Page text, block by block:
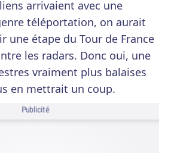
arrivaient avec une
téléportation, on aurait
une étape du Tour de France
les radars. Donc oui, une
vraiment plus balaises
en mettrait un coup.
Publicité